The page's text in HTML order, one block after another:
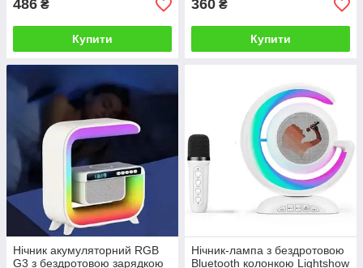
486 ₴
Купити
360 ₴
Купити
Нічник акумуляторний RGB
G3 з бездротовою зарядкою
Нічник-лампа з бездротовою
Bluetooth колонкою Lightshow